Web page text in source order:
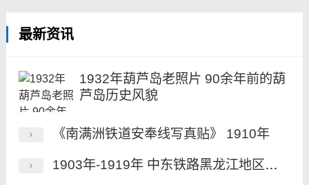
最新资讯
1932年葫芦岛老照片 90余年前的葫
芦岛历史风貌
《南满洲铁道安奉线写真贴》 1910年
1903年-1919年 中东铁路黑龙江地区境内的老照片